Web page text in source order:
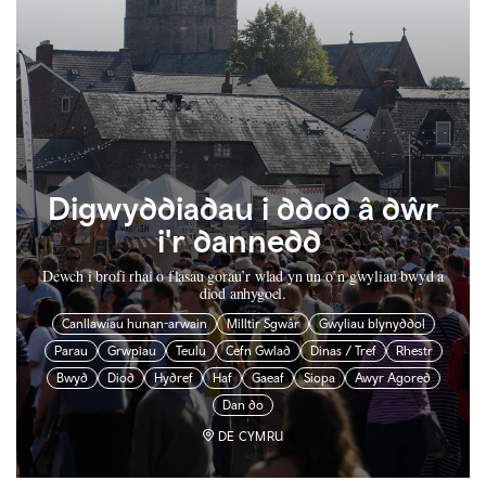
Digwyddiadau i ddod â dŵr
i'r dannedd
Dewch i brofi rhai o flasau gorau’r wlad yn un o’n gwyliau bwyd a
diod anhygoel.
Canllawiau hunan-arwain Milltir Sgwâr
Gwyliau blynyddol
Parau
Grwpiau Teulu Cefn Gwlad Dinas / Tref
Rhestr
Bwyd
Diod Hydref Haf Gaeaf Siopa
Awyr Agored
Dan do
DE CYMRU